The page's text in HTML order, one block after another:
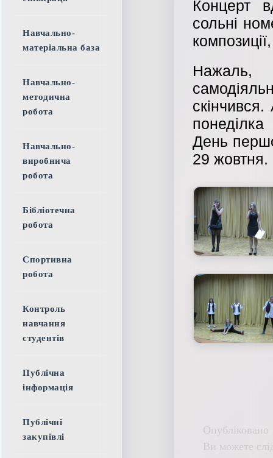
Концерт
сольні
понеділка
День
29 жовтня.
Ви можете
Навчально-
матеріальна база
Навчально-
методична
робота
Навчально-
виробнича
робота
Бібліотечна
робота
Спортивна
робота
Контроль
навчання
студентів
Публічна
інформація
Публічні
закупівлі